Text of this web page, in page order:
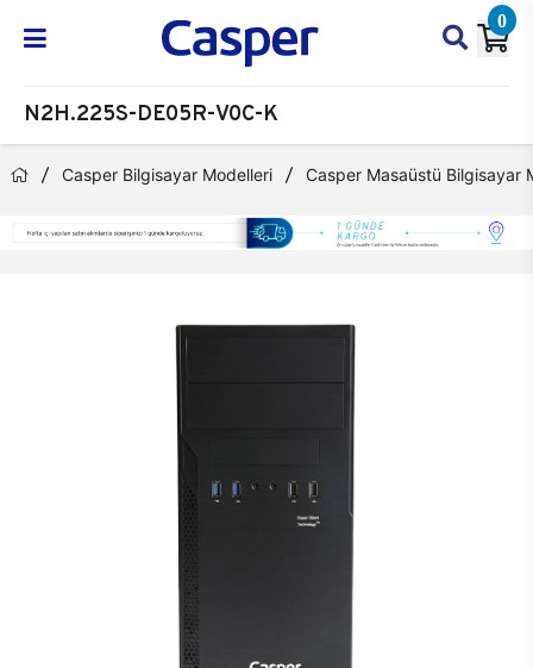
0
N2H.225S-DE05R-V0C-K
Casper Bilgisayar Modelleri Casper Masaüstü Bilgisayar